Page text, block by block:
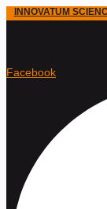
INNOVATUM
Facebook